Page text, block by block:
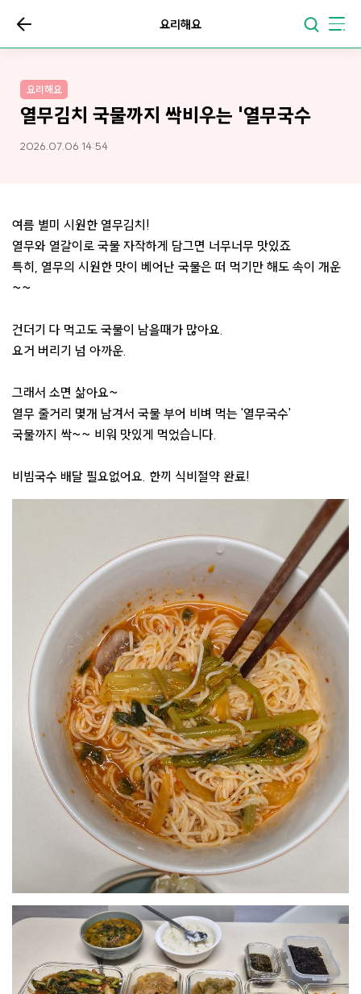
요리해요
요리해요
열무김치 국물까지 싹비우는 '열무국수
2026.07.06 14:54
여름 별미 시원한 열무김치!
열무와 열갈이로 국물 자작하게 담그면 너무너무 맛있죠
특히, 열무의 시원한 맛이 베어난 국물은 떠 먹기만 해도 속이 개운
~~
건더기 다 먹고도 국물이 남을때가 많아요.
요거 버리기 넘 아까운.
그래서 소면 삶아요~
열무 줄거리 몇개 남겨서 국물 부어 비벼 먹는 '열무국수'
국물까지 싹~~ 비워 맛있게 먹었습니다.
비빔국수 배달 필요없어요. 한끼 식비절약 완료!